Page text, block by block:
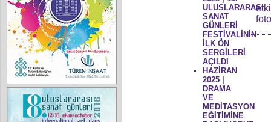
ULUSLARARASI
SANAT
GÜNLERİ
FESTİVALİNİN
İLK ÖN
SERGİLERİ
AÇILDI
HAZİRAN
2025 |
DRAMA
VE
MEDİTASYON
EĞİTİMİNE